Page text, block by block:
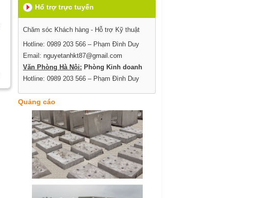
Hổ trợ trực tuyến
Chăm sóc Khách hàng - Hỗ trợ Kỹ thuật
Hotline: 0989 203 566 – Phạm Đình Duy
Email: nguyetanhkt87@gmail.com
Văn Phòng Hà Nội: Phòng Kinh doanh
Hotline: 0989 203 566 – Phạm Đình Duy
Quảng cáo